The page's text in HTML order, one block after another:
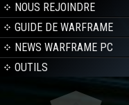
NOUS REJOINDRE
GUIDE DE WARFRAME
NEWS WARFRAME PC
OUTILS